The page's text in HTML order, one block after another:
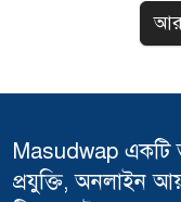
Masudwap একটি
প্রযুক্তি, অনলাইন